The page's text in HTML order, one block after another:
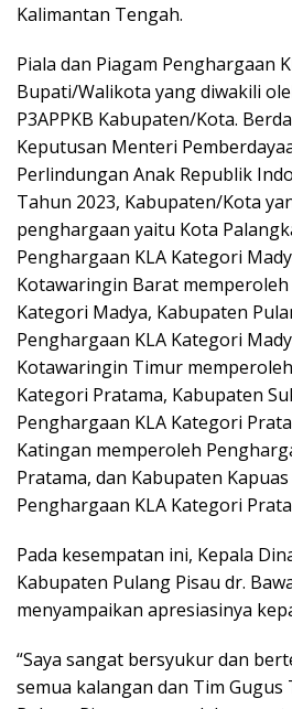
Kalimantan Tengah.
Piala dan Piagam Penghargaan
Bupati/Walikota yang diwakili
P3APPKB Kabupaten/Kota.
Keputusan Menteri
Perlindungan Anak Republik
Tahun 2023, Kabupaten/Kota
penghargaan yaitu Kota
Penghargaan KLA Kategori
Kotawaringin Barat
Kategori Madya, Kabupaten
Penghargaan KLA Kategori
Kotawaringin Timur
Kategori Pratama, Kabupaten
Penghargaan KLA Kategori
Katingan memperoleh
Pratama, dan Kabupaten
Penghargaan KLA Kategori
Pada kesempatan ini, Kepala
Kabupaten Pulang Pisau dr.
menyampaikan apresiasinya
“Saya sangat bersyukur dan
semua kalangan dan Tim Gugus